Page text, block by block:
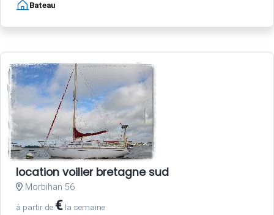
Bateau
location voilier bretagne sud
Morbihan 56
à partir de € la semaine